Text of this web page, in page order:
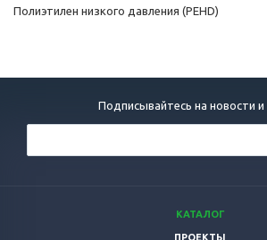
Полиэтилен низкого давления (PEHD)
Подписывайтесь на новости и
КАТАЛОГ
ПРОЕКТЫ